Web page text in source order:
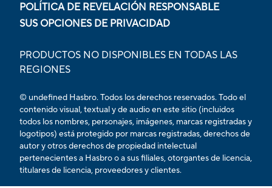
POLÍTICA DE REVELACIÓN RESPONSABLE
SUS OPCIONES DE PRIVACIDAD
PRODUCTOS NO DISPONIBLES EN TODAS LAS
REGIONES
© undefined Hasbro. Todos los derechos reservados. Todo el
contenido visual, textual y de audio en este sitio (incluidos
todos los nombres, personajes, imágenes, marcas registradas y
logotipos) está protegido por marcas registradas, derechos de
autor y otros derechos de propiedad intelectual
pertenecientes a Hasbro o a sus filiales, otorgantes de licencia,
titulares de licencia, proveedores y clientes.